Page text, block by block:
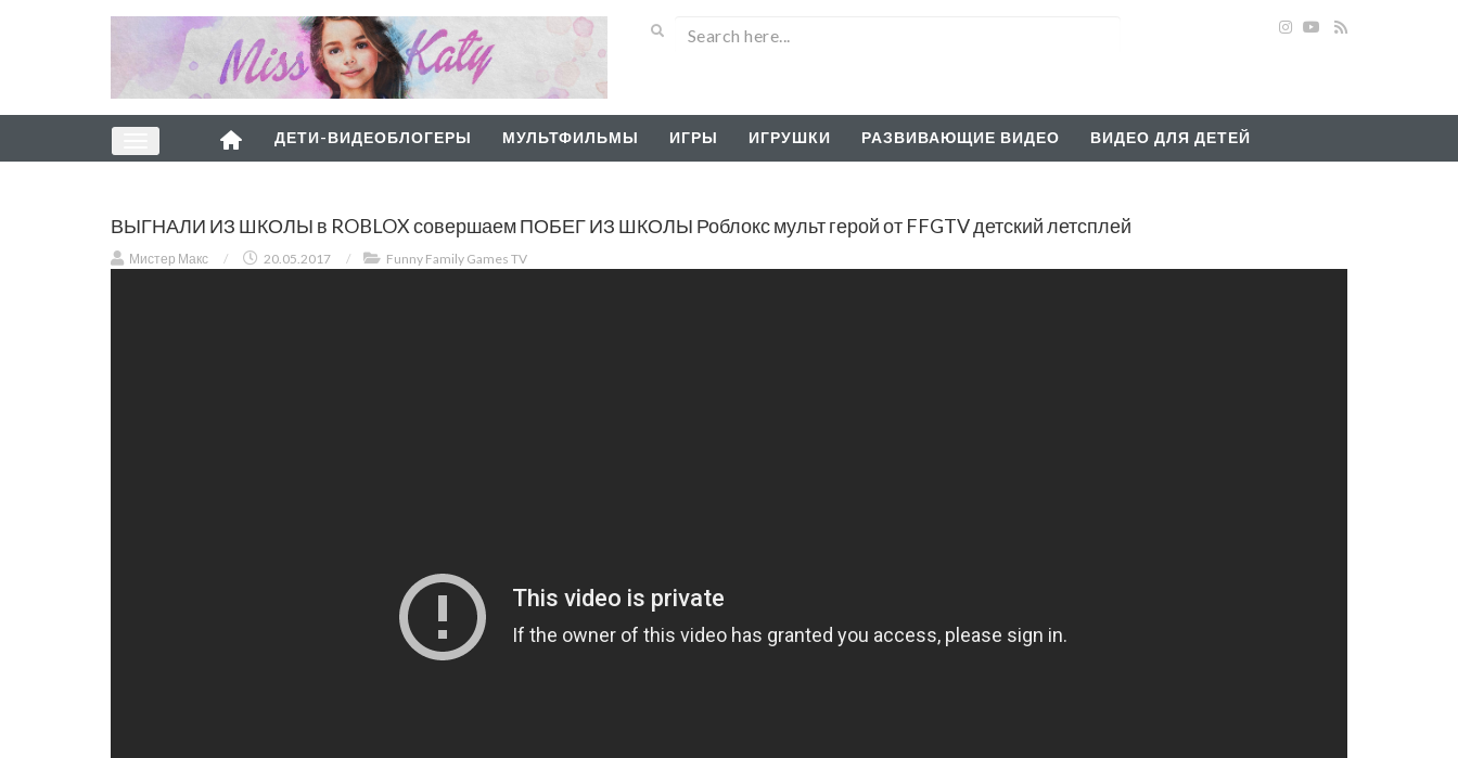
ДЕТИ-ВИДЕОБЛОГЕРЫ МУЛЬТФИЛЬМЫ ИГРЫ ИГРУШКИ РАЗВИВАЮЩИЕ ВИДЕО ВИДЕО ДЛЯ ДЕТЕЙ
ВЫГНАЛИ ИЗ ШКОЛЫ в ROBLOX совершаем ПОБЕГ ИЗ ШКОЛЫ Роблокс мульт герой от FFGTV детский летсплей
Мистер Макс / 20.05.2017 / Funny Family Games TV